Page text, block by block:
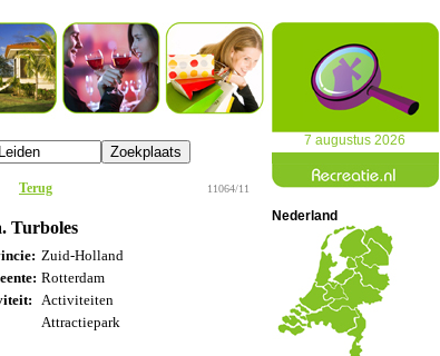
7 augustus 2026
Terug 11064/11
Turboles
Zuid-Holland
Rotterdam
Activiteiten
Attractiepark
Nederland